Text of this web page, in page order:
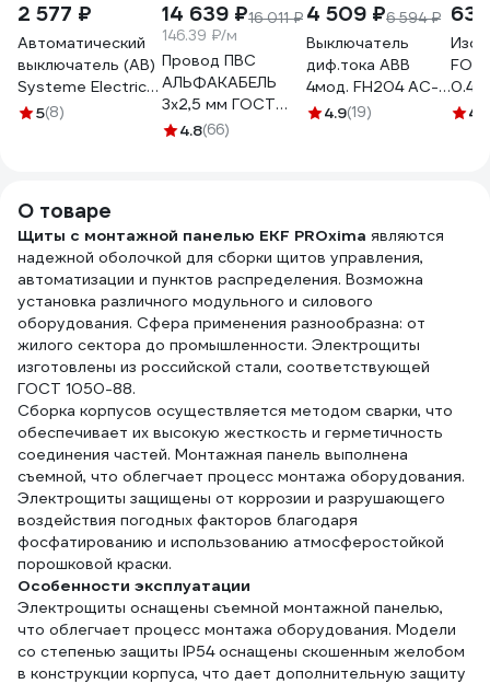
2 577 ₽
Автоматический
выключатель (АВ)
Systeme Electric
City9 Set C, 25 А,
5(8)
14 639 ₽16 011 ₽
146.39 ₽/м
Провод ПВС
АЛЬФАКАБЕЛЬ
3х2,5 мм ГОСТ
100 м 05053
4.8(66)
4 509 ₽6 594 ₽
Выключатель
диф.тока ABB
4мод. FH204 AC-
40/0,3
4.9(19)
63
4.5
О товаре
Щиты с монтажной панелью EKF PROxima являются
надежной оболочкой для сборки щитов управления,
автоматизации и пунктов распределения. Возможна
установка различного модульного и силового
оборудования. Сфера применения разнообразна: от
жилого сектора до промышленности. Электрощиты
изготовлены из российской стали, соответствующей
ГОСТ 1050-88.
Сборка корпусов осуществляется методом сварки, что
обеспечивает их высокую жесткость и герметичность
соединения частей. Монтажная панель выполнена
съемной, что облегчает процесс монтажа оборудования.
Электрощиты защищены от коррозии и разрушающего
воздействия погодных факторов благодаря
фосфатированию и использованию атмосферостойкой
порошковой краски.
Особенности эксплуатации
Электрощиты оснащены съемной монтажной панелью,
что облегчает процесс монтажа оборудования. Модели
со степенью защиты IP54 оснащены скошенным желобом
в конструкции корпуса, что дает дополнительную защиту